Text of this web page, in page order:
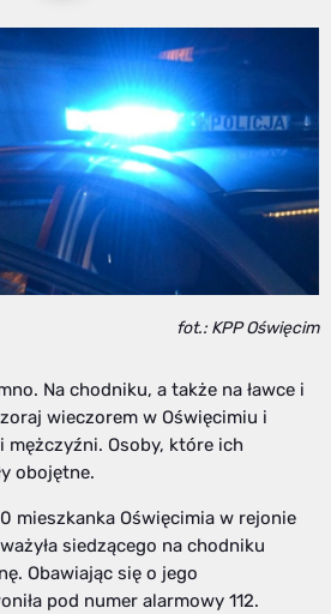
fot.: KPP Oświęcim
Na chodniku, a także na ławce i
wieczorem w Oświęcimiu i
Osoby, które ich
obojętne.
mieszkanka Oświęcimia w rejonie
siedzącego na chodniku
Obawiając się o jego
pod numer alarmowy 112.